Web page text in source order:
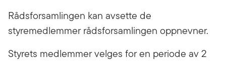
Rådsforsamlingen kan avsette de
styremedlemmer rådsforsamlingen oppnevner.
Styrets medlemmer velges for en periode av 2